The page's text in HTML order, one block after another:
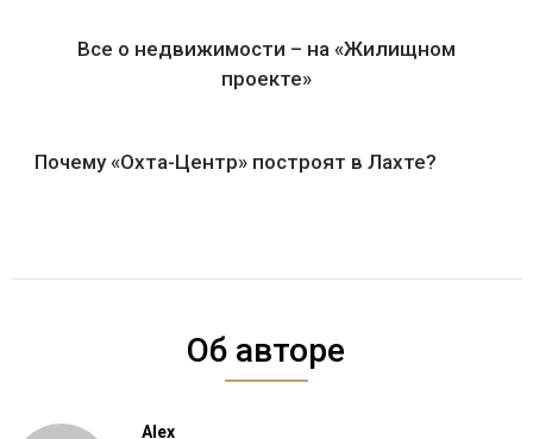
Все о недвижимости – на «Жилищном
проекте»
Почему «Охта-Центр» построят в Лахте?
Об авторе
Alex